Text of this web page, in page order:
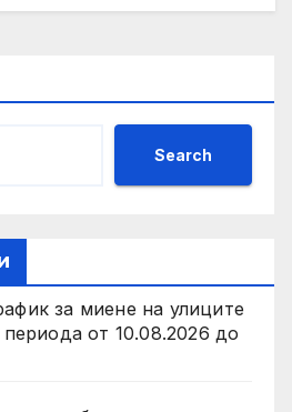
Search
за миене на улиците
от 10.08.2026 до